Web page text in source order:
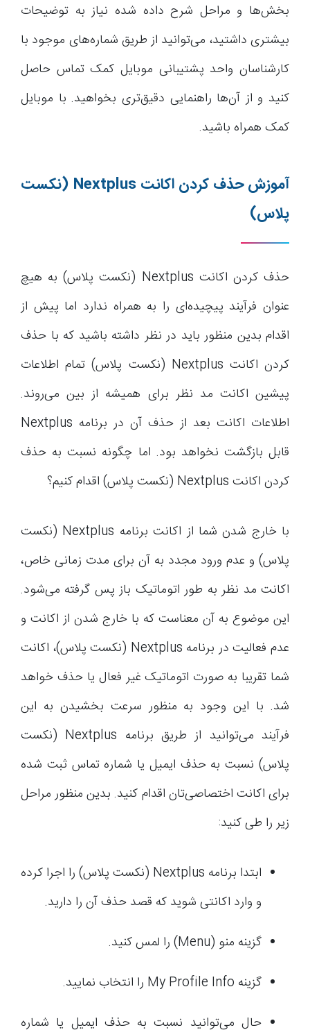
بخش‌ها و مراحل شرح داده شده نیاز به توضیحات
بیشتری داشتید، می‌توانید از طریق شماره‌های موجود با
کارشناسان واحد پشتیبانی موبایل کمک تماس حاصل
کنید و از آن‌ها راهنمایی دقیق‌تری بخواهید. با موبایل
کمک همراه باشید.
آموزش حذف کردن اکانت Nextplus (نکست
پلاس)
حذف کردن اکانت Nextplus (نکست پلاس) به هیچ
عنوان فرآیند پیچیده‌ای را به همراه ندارد اما پیش از
اقدام بدین منظور باید در نظر داشته باشید که با حذف
کردن اکانت Nextplus (نکست پلاس) تمام اطلاعات
پیشین اکانت مد نظر برای همیشه از بین می‌روند.
اطلاعات اکانت بعد از حذف آن در برنامه Nextplus
قابل بازگشت نخواهد بود. اما چگونه نسبت به حذف
کردن اکانت Nextplus (نکست پلاس) اقدام کنیم؟
با خارج شدن شما از اکانت برنامه Nextplus (نکست
پلاس) و عدم ورود مجدد به آن برای مدت زمانی خاص،
اکانت مد نظر به طور اتوماتیک باز پس گرفته می‌شود.
این موضوع به آن معناست که با خارج شدن از اکانت و
عدم فعالیت در برنامه Nextplus (نکست پلاس)، اکانت
شما تقریبا به صورت اتوماتیک غیر فعال یا حذف خواهد
شد. با این وجود به منظور سرعت بخشیدن به این
فرآیند می‌توانید از طریق برنامه Nextplus (نکست
پلاس) نسبت به حذف ایمیل یا شماره تماس ثبت شده
برای اکانت اختصاصی‌تان اقدام کنید. بدین منظور مراحل
زیر را طی کنید:
ابتدا برنامه Nextplus (نکست پلاس) را اجرا کرده
و وارد اکانتی شوید که قصد حذف آن را دارید.
گزینه منو (Menu) را لمس کنید.
گزینه My Profile Info را انتخاب نمایید.
حال می‌توانید نسبت به حذف ایمیل یا شماره